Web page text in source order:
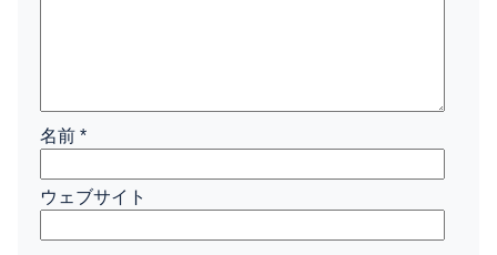
名前 *
ウェブサイト